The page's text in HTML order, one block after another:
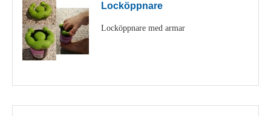
Locköppnare
Locköppnare med armar